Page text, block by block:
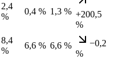
2,4
%
0,4 % 1,3 % +200,5
%
8,4
%
6,6 % 6,6 %
−0,2
%